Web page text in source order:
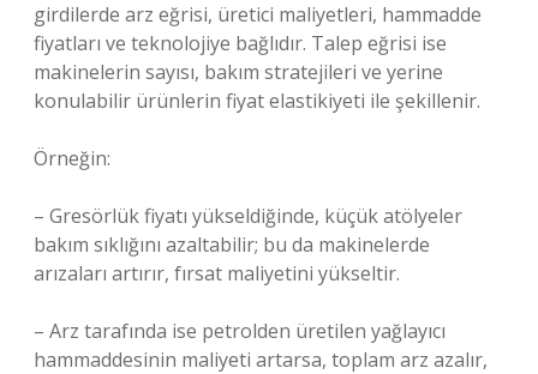
girdilerde arz eğrisi, üretici maliyetleri, hammadde
fiyatları ve teknolojiye bağlıdır. Talep eğrisi ise
makinelerin sayısı, bakım stratejileri ve yerine
konulabilir ürünlerin fiyat elastikiyeti ile şekillenir.
Örneğin:
– Gresörlük fiyatı yükseldiğinde, küçük atölyeler
bakım sıklığını azaltabilir; bu da makinelerde
arızaları artırır, fırsat maliyetini yükseltir.
– Arz tarafında ise petrolden üretilen yağlayıcı
hammaddesinin maliyeti artarsa, toplam arz azalır,